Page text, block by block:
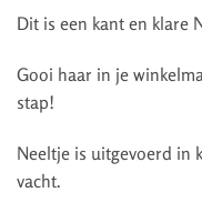
Dit is een kant en klare
Gooi haar in je
stap!
Neeltje is uitgevoerd in
vacht.